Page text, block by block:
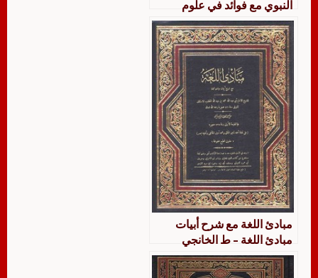
النبوي مع فوائد في علوم
الحديث
مبادئ اللغة مع شرح أبيات
مبادئ اللغة – ط الخانجي